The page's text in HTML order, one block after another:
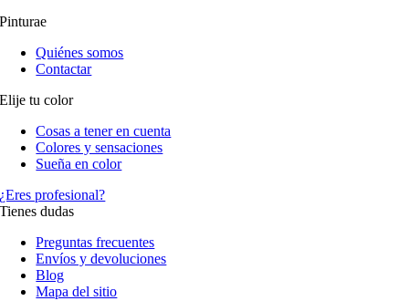
Pinturae
Quiénes somos
Contactar
Elije tu color
Cosas a tener en cuenta
Colores y sensaciones
Sueña en color
¿Eres profesional?
Tienes dudas
Preguntas frecuentes
Envíos y devoluciones
Blog
Mapa del sitio